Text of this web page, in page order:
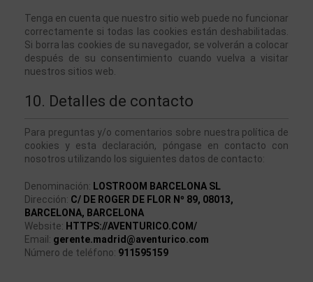
Tenga en cuenta que nuestro sitio web puede no funcionar
correctamente si todas las cookies están deshabilitadas.
Si borra las cookies de su navegador, se volverán a colocar
después de su consentimiento cuando vuelva a visitar
nuestros sitios web.
10. Detalles de contacto
Para preguntas y/o comentarios sobre nuestra política de
cookies y esta declaración, póngase en contacto con
nosotros utilizando los siguientes datos de contacto:
Denominación: LOSTROOM BARCELONA SL
Dirección: C/ DE ROGER DE FLOR Nº 89, 08013,
BARCELONA, BARCELONA
Website: HTTPS://AVENTURICO.COM/
Email: gerente.madrid@aventurico.com
Número de teléfono: 911595159